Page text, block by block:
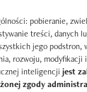
pobieranie,
treści, danych
jego
rozwoju, modyfikacji
inteligencji jest
zgody